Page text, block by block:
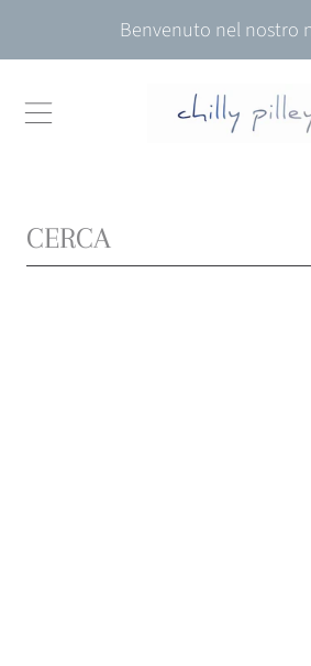
VAI AL CONTENUTO
Benvenuto nel nostro